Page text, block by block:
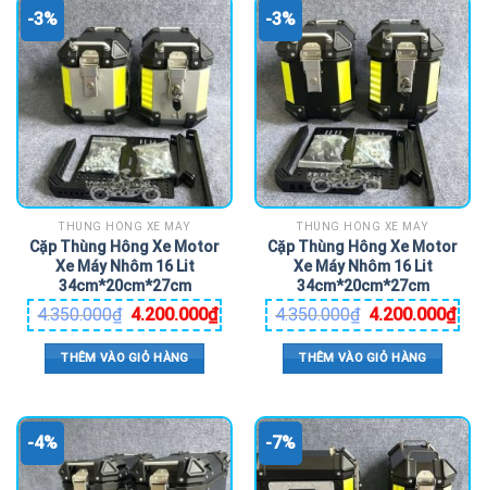
-3%
THÙNG HÔNG XE MÁY
Cặp Thùng Hông Xe Motor
Xe Máy Nhôm 16 Lit
34cm*20cm*27cm
4.350.000₫ 4.200.000₫
THÊM VÀO GIỎ HÀNG
-3%
THÙNG HÔNG XE MÁY
Cặp Thùng Hông Xe Motor
Xe Máy Nhôm 16 Lit
34cm*20cm*27cm
4.350.000₫ 4.200.000₫
THÊM VÀO GIỎ HÀNG
-4% -7%